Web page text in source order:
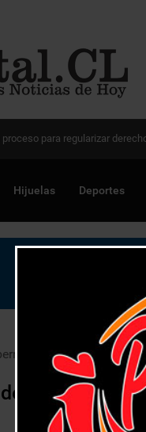
en Chile para optimizar
Hijuelas Deportes
de Quillota se
Quillota se